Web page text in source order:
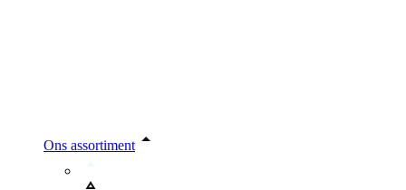
Ons assortiment